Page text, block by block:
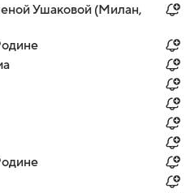
Ушаковой (Милан,